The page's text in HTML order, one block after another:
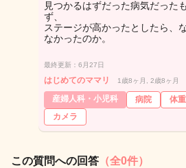
見つかるはずだった病気だった
ず、
ステージが高かったとしたら、
なかったのか。
最終更新：6月27日
はじめてのママリ 1歳8ヶ月, 2歳8ヶ月
産婦人科・小児科 病院 体重
カメラ
この質問への回答 （全0件）